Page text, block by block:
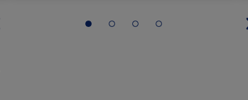
Aller Aller Aller Aller